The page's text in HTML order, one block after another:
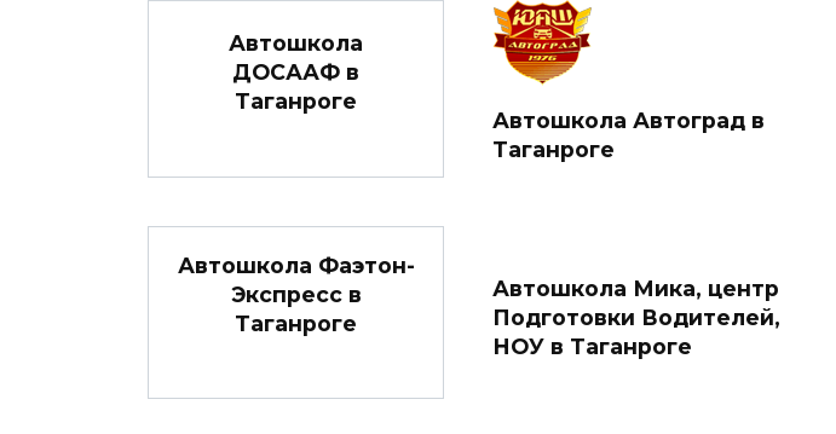
Автошкола
ДОСААФ в
Таганроге
Автошкола Автоград в
Таганроге
Автошкола Фаэтон-
Экспресс в
Таганроге
Автошкола Мика, центр
Подготовки Водителей,
НОУ в Таганроге